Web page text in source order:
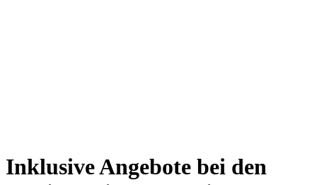
Inklusive Angebote bei den